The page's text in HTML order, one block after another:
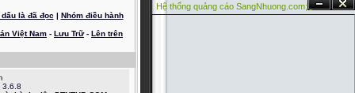
Ẩn Đóng
Hệ thống quảng cáo SangNhuong.com;
là đã đọc | Nhóm điều hành
Việt Nam - Lưu Trữ- Lên trên
3.6.8